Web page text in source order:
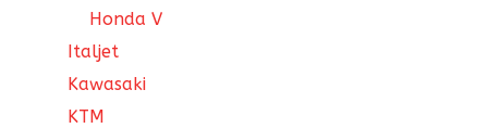
Honda V
Italjet
Kawasaki
KTM